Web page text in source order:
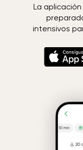
La
intensivos